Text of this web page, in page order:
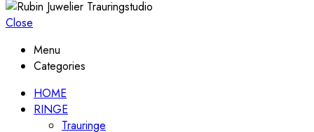
Close
Menu
Categories
HOME
RINGE
Trauringe